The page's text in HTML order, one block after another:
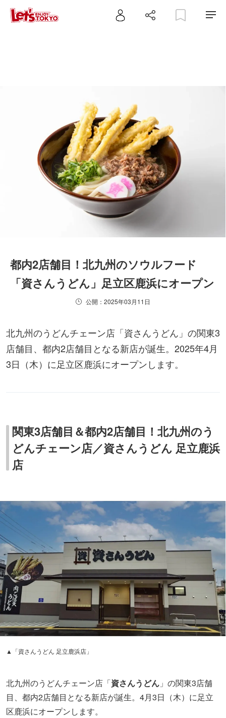
都内2店舗目！北九州のソウルフード
「資さんうどん」足立区鹿浜にオープン
公開：2025年03月11日
北九州のうどんチェーン店「資さんうどん」の関東3
店舗目、都内2店舗目となる新店が誕生。2025年4月
3日（木）に足立区鹿浜にオープンします。
関東3店舗目＆都内2店舗目！北九州のう
どんチェーン店／資さんうどん 足立鹿浜
店
▲「資さんうどん 足立鹿浜店」
北九州のうどんチェーン店「資さんうどん 」の関東3店舗
目、都内2店舗目となる新店が誕生。4月3日（木）に足立
区鹿浜にオープンします。